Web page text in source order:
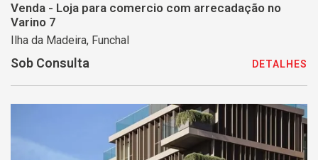
Venda - Loja para comercio com arrecadação no
Varino 7
Ilha da Madeira, Funchal
Sob Consulta DETALHES